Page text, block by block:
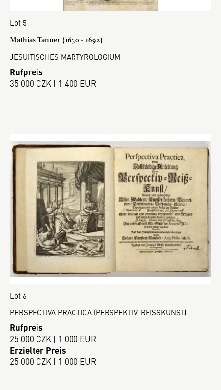
Lot 5
Mathias Tanner (1630 - 1692)
JESUITISCHES MARTYROLOGIUM
Rufpreis
35 000 CZK | 1 400 EUR
Lot 6
PERSPECTIVA PRACTICA (PERSPEKTIV-REISSKUNST)
Rufpreis
25 000 CZK | 1 000 EUR
Erzielter Preis
25 000 CZK | 1 000 EUR